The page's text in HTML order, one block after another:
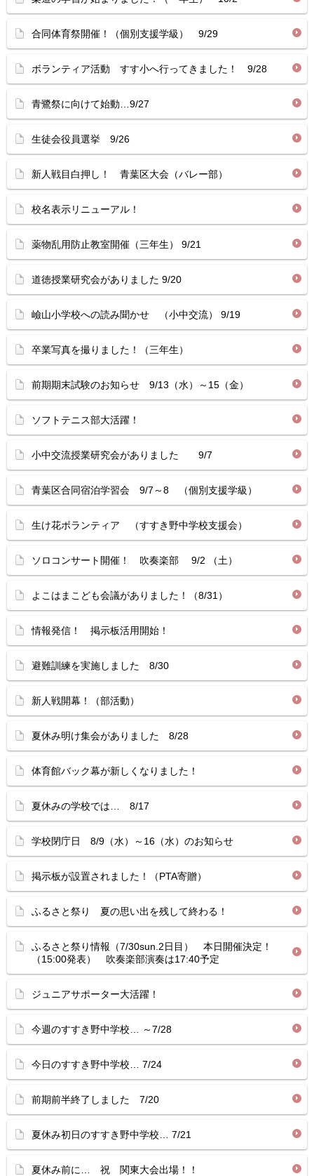
合同体育祭開催！（個別支援学級） 9/29
ボランティア活動 すす小へ行ってきました！ 9/28
青鷺祭に向けて始動…9/27
生徒会役員選挙 9/26
新人戦目白押し！ 青葉区大会（バレー部）
校名表示リニューアル！
薬物乱用防止教室開催（三年生） 9/21
道徳授業研究会がありました 9/20
嶮山小学校への読み聞かせ （小中交流） 9/19
卒業写真を撮りました！（三年生）
前期期末試験のお知らせ 9/13（水）～15（金）
ソフトテニス部大活躍！
小中交流授業研究会がありました 9/7
青葉区合同宿泊学習会 9/7～8 （個別支援学級）
生け花ボランティア （すすき野中学校支援会）
ソロコンサート開催！ 吹奏楽部 9/2 （土）
よこはまこども会議がありました！（8/31）
情報発信！ 掲示板活用開始！
避難訓練を実施しました 8/30
新人戦開幕！（部活動）
夏休み明け集会がありました 8/28
体育館バック幕が新しくなりました！
夏休みの学校では… 8/17
学校閉庁日 8/9（水）～16（水）のお知らせ
掲示板が設置されました！（PTA寄贈）
ふるさと祭り 夏の思い出を残して終わる！
ふるさと祭り情報（7/30sun.2日目） 本日開催決定！
（15:00発表） 吹奏楽部演奏は17:40予定
ジュニアサポーター大活躍！
今週のすすき野中学校… ～7/28
今日のすすき野中学校… 7/24
前期前半終了しました 7/20
夏休み初日のすすき野中学校… 7/21
夏休み前に… 祝 関東大会出場！！